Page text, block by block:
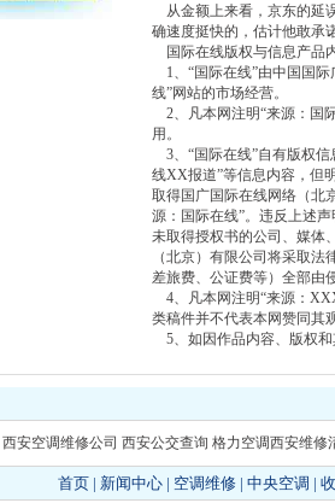
从金额上来看，京东的延
确速度挺快的，估计他敢承
国际在线版权与信息产品
1、“国际在线”由中国国
线”网站的市场经营。
2、凡本网注明“来源：国
用。
3、“国际在线”自有版权信
线XX报道”等信息内容，但
取得国广国际在线网络（北
源：国际在线”。违反上述
未取得授权书的公司、媒体
（北京）有限公司将采取
差旅费、公证费等）全部由
4、凡本网注明“来源：
类稿件并不代表本网赞同其
5、如因作品内容、版权和
西安空调维修公司 西安公交查询 格力空调西安维修
首页| 新闻中心| 空调维修| 中央空调 |